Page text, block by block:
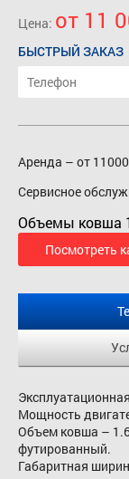
Цена: от 11
БЫСТРЫЙ ЗАКАЗ
Аренда – от
Сервисное
Объемы ковша
Посмотреть
Мощность
Объем ковша –
футированный.
Габаритная